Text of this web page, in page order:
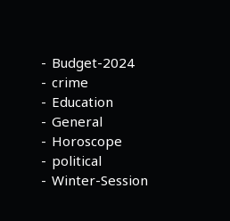
Budget-2024
crime
Education
General
Horoscope
political
Winter-Session